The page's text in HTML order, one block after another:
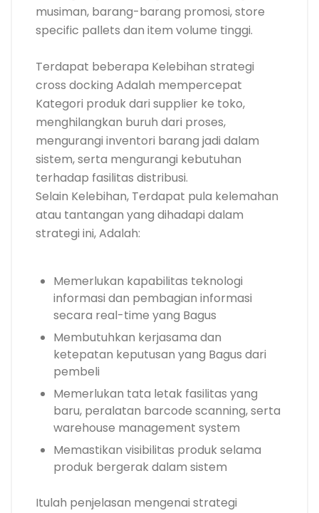
musiman, barang-barang promosi, store
specific pallets dan item volume tinggi.
Terdapat beberapa Kelebihan strategi
cross docking Adalah mempercepat
Kategori produk dari supplier ke toko,
menghilangkan buruh dari proses,
mengurangi inventori barang jadi dalam
sistem, serta mengurangi kebutuhan
terhadap fasilitas distribusi.
Selain Kelebihan, Terdapat pula kelemahan
atau tantangan yang dihadapi dalam
strategi ini, Adalah:
Memerlukan kapabilitas teknologi
informasi dan pembagian informasi
secara real-time yang Bagus
Membutuhkan kerjasama dan
ketepatan keputusan yang Bagus dari
pembeli
Memerlukan tata letak fasilitas yang
baru, peralatan barcode scanning, serta
warehouse management system
Memastikan visibilitas produk selama
produk bergerak dalam sistem
Itulah penjelasan mengenai strategi